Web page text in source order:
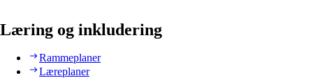
Læring og inkludering
Rammeplaner
Læreplaner